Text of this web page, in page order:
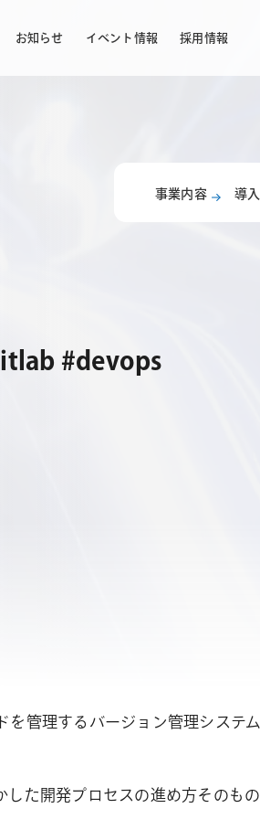
お知らせ イベント情報 採用情報
事業内容 導
#devops
管理するバージョン管理システ
た開発プロセスの進め方そのも